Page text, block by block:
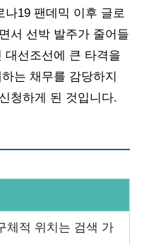
나19 팬데믹 이후 글로
서 선박 발주가 줄어들
대선조선에 큰 타격을
는 채무를 감당하지
청하게 된 것입니다.
체적 위치는 검색 가